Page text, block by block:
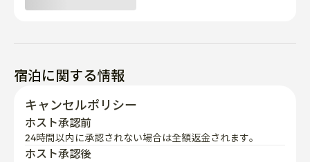
宿泊に関する情報
キャンセルポリシー
ホスト承認前
24時間以内に承認されない場合は全額返金されます。
ホスト承認後